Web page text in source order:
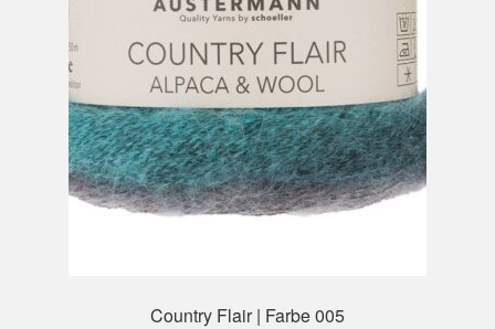
Country Flair | Farbe 005